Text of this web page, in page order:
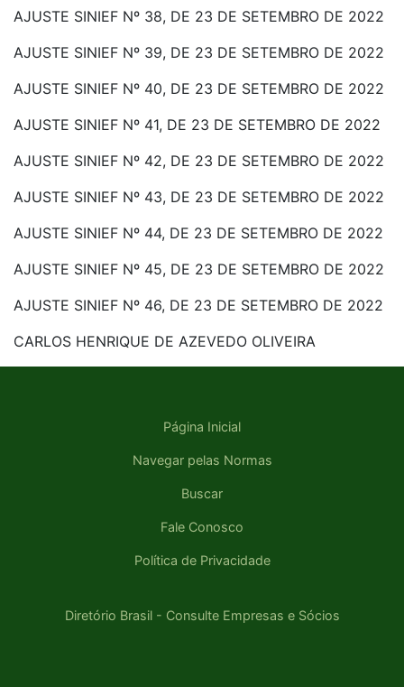
AJUSTE SINIEF Nº 38, DE 23 DE SETEMBRO DE 2022
AJUSTE SINIEF Nº 39, DE 23 DE SETEMBRO DE 2022
AJUSTE SINIEF Nº 40, DE 23 DE SETEMBRO DE 2022
AJUSTE SINIEF Nº 41, DE 23 DE SETEMBRO DE 2022
AJUSTE SINIEF Nº 42, DE 23 DE SETEMBRO DE 2022
AJUSTE SINIEF Nº 43, DE 23 DE SETEMBRO DE 2022
AJUSTE SINIEF Nº 44, DE 23 DE SETEMBRO DE 2022
AJUSTE SINIEF Nº 45, DE 23 DE SETEMBRO DE 2022
AJUSTE SINIEF Nº 46, DE 23 DE SETEMBRO DE 2022
CARLOS HENRIQUE DE AZEVEDO OLIVEIRA
Página Inicial
Navegar pelas Normas
Buscar
Fale Conosco
Política de Privacidade
Diretório Brasil - Consulte Empresas e Sócios